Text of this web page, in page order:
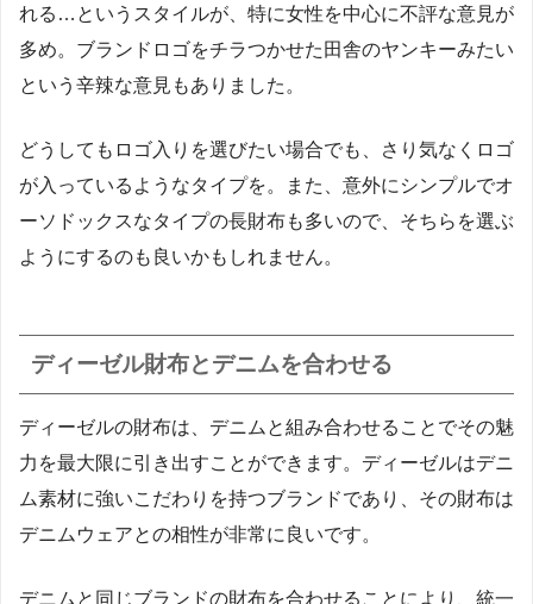
れる…というスタイルが、特に女性を中心に不評な意見が
多め。ブランドロゴをチラつかせた田舎のヤンキーみたい
という辛辣な意見もありました。
どうしてもロゴ入りを選びたい場合でも、さり気なくロゴ
が入っているようなタイプを。また、意外にシンプルでオ
ーソドックスなタイプの長財布も多いので、そちらを選ぶ
ようにするのも良いかもしれません。
ディーゼル財布とデニムを合わせる
ディーゼルの財布は、デニムと組み合わせることでその魅
力を最大限に引き出すことができます。ディーゼルはデニ
ム素材に強いこだわりを持つブランドであり、その財布は
デニムウェアとの相性が非常に良いです。
デニムと同じブランドの財布を合わせることにより、統一